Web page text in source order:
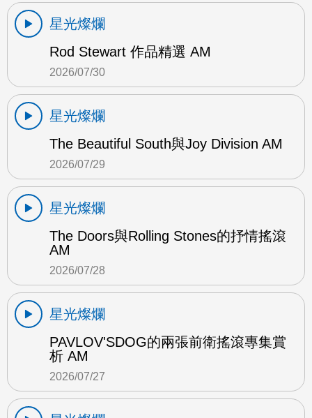
星光燦爛
Rod Stewart 作品精選 AM
2026/07/30
星光燦爛
The Beautiful South與Joy Division AM
2026/07/29
星光燦爛
The Doors與Rolling Stones的抒情搖滾
AM
2026/07/28
星光燦爛
PAVLOV'SDOG的兩張前衛搖滾專集賞
析 AM
2026/07/27